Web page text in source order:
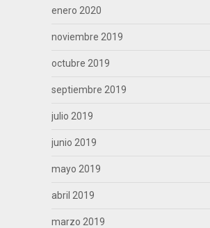
enero 2020
noviembre 2019
octubre 2019
septiembre 2019
julio 2019
junio 2019
mayo 2019
abril 2019
marzo 2019